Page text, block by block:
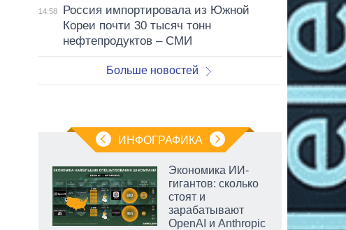
14:58
Россия импортировала из Южной
Кореи почти 30 тысяч тонн
нефтепродуктов – СМИ
Больше новостей
ИНФОГРАФИКА
Экономика ИИ-
гигантов: сколько
стоят и
зарабатывают
OpenAI и Anthropic